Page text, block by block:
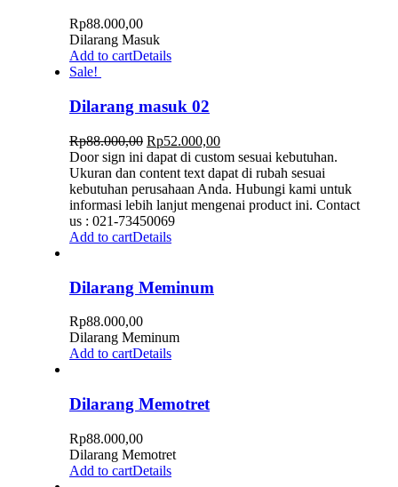
Rp88.000,00
Dilarang Masuk
Add to cartDetails
Sale!
Dilarang masuk 02
Rp88.000,00 Rp52.000,00
Door sign ini dapat di custom sesuai kebutuhan.
Ukuran dan content text dapat di rubah sesuai
kebutuhan perusahaan Anda. Hubungi kami untuk
informasi lebih lanjut mengenai product ini. Contact
us : 021-73450069
Add to cartDetails
Dilarang Meminum
Rp88.000,00
Dilarang Meminum
Add to cartDetails
Dilarang Memotret
Rp88.000,00
Dilarang Memotret
Add to cartDetails